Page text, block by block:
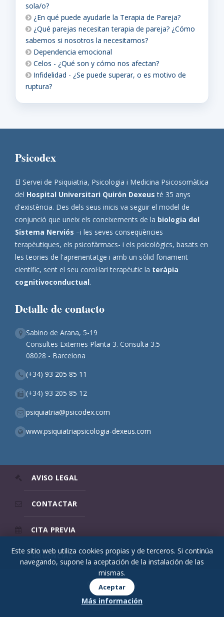
sola/o?
¿En qué puede ayudarle la Terapia de Pareja?
¿Qué parejas necesitan terapia de pareja? ¿Cómo
sabemos si nosotros la necesitamos?
Dependencia emocional
Celos - ¿Qué son y cómo nos afectan?
Infidelidad - ¿Se puede superar, o es motivo de
ruptura?
Psicodex
El Servei de Psiquiatria, Psicologia i Medicina Psicosomàtica
del Hospital Universitari Quirón Dexeus té 35 anys
d'existència. Des dels seus inicis va seguir el model de
conjunció que uneix els coneixements de la biologia del
Sistema Nerviós –i les seves conseqüències
terapèutiques, els psicofàrmacs- i els psicològics, basats en
les teories de l'aprenentatge i amb un sòlid fonament
científic, sent el seu corol·lari terapèutic la teràpia
cognitivoconductual.
Detalle de contacto
Sabino de Arana, 5-19
Consultes Externes Planta 3. Consulta 3.5
08028 - Barcelona
(+34) 93 205 85 11
(+34) 93 205 85 12
psiquiatria@psicodex.com
www.psiquiatriapsicologia-dexeus.com
AVISO LEGAL
CONTACTAR
CITA PREVIA
URGENCIAS
© 2026 Psicodex
Este sitio web utiliza cookies propias y de terceros. Si continúa
navegando, supone la aceptación de la instalación de las
mismas.
Aceptar
Más información